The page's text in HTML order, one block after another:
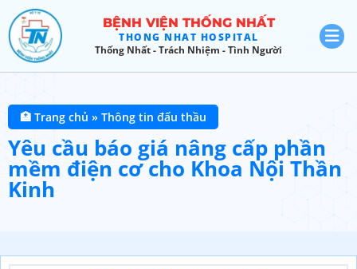
BỆNH VIỆN THỐNG NHẤT
THONG NHAT HOSPITAL
Thống Nhất - Trách Nhiệm - Tình Người
🏥 Trang chủ » Thông tin đấu thầu
Yêu cầu báo giá nâng cấp phần
mềm điện cơ cho Khoa Nội Thần
Kinh